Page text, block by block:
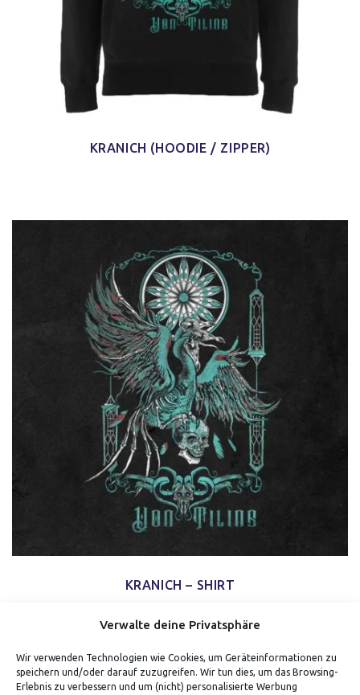
Verwalte deine Privatsphäre
Wir verwenden Technologien wie Cookies, um Geräteinformationen zu
speichern und/oder darauf zuzugreifen. Wir tun dies, um das Browsing-
Erlebnis zu verbessern und um (nicht) personalisierte Werbung
KRANICH (HOODIE / ZIPPER)
KRANICH – SHIRT